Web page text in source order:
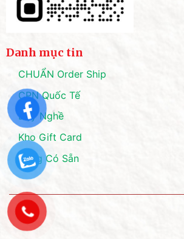
Danh mục tin
CHUẨN Order Ship
CPN Quốc Tế
Dạy Nghề
Kho Gift Card
Hàng Có Sẵn